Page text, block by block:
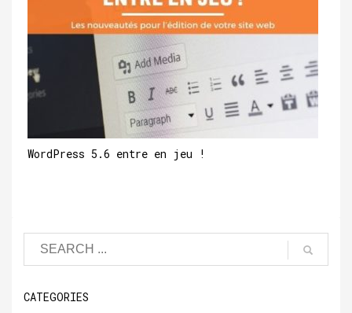
WordPress 5.6 entre en jeu !
CATEGORIES